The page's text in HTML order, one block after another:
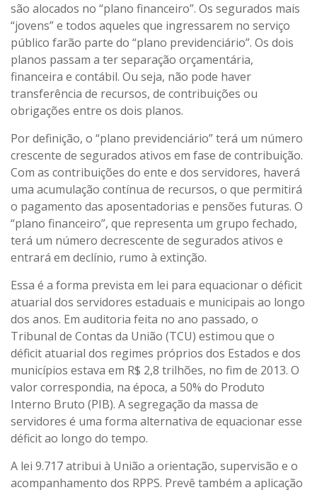
são alocados no “plano financeiro”. Os segurados mais
“jovens” e todos aqueles que ingressarem no serviço
público farão parte do “plano previdenciário”. Os dois
planos passam a ter separação orçamentária,
financeira e contábil. Ou seja, não pode haver
transferência de recursos, de contribuições ou
obrigações entre os dois planos.
Por definição, o “plano previdenciário” terá um número
crescente de segurados ativos em fase de contribuição.
Com as contribuições do ente e dos servidores, haverá
uma acumulação contínua de recursos, o que permitirá
o pagamento das aposentadorias e pensões futuras. O
“plano financeiro”, que representa um grupo fechado,
terá um número decrescente de segurados ativos e
entrará em declínio, rumo à extinção.
Essa é a forma prevista em lei para equacionar o déficit
atuarial dos servidores estaduais e municipais ao longo
dos anos. Em auditoria feita no ano passado, o
Tribunal de Contas da União (TCU) estimou que o
déficit atuarial dos regimes próprios dos Estados e dos
municípios estava em R$ 2,8 trilhões, no fim de 2013. O
valor correspondia, na época, a 50% do Produto
Interno Bruto (PIB). A segregação da massa de
servidores é uma forma alternativa de equacionar esse
déficit ao longo do tempo.
A lei 9.717 atribui à União a orientação, supervisão e o
acompanhamento dos RPPS. Prevê também a aplicação